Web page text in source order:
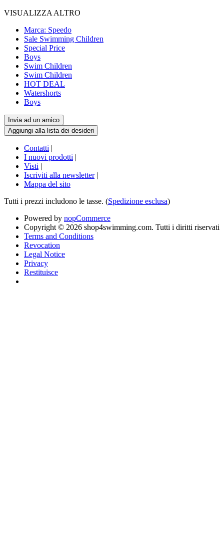
VISUALIZZA ALTRO
Marca: Speedo
Sale Swimming Children
Special Price
Boys
Swim Children
Swim Children
HOT DEAL
Watershorts
Boys
Contatti |
I nuovi prodotti |
Visti |
Iscriviti alla newsletter |
Mappa del sito
Tutti i prezzi includono le tasse. (Spedizione esclusa)
Powered by nopCommerce
Copyright © 2026 shop4swimming.com. Tutti i diritti riservati
Terms and Conditions
Revocation
Legal Notice
Privacy
Restituisce